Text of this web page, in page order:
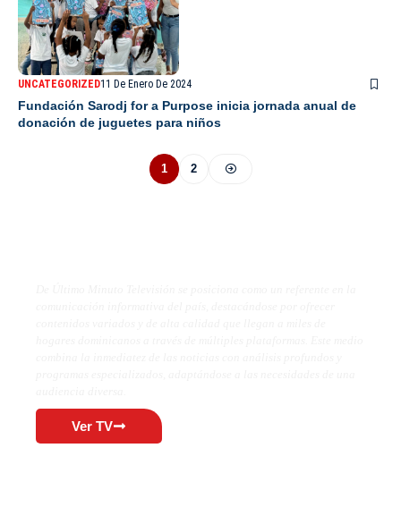
UNCATEGORIZED11 De Enero De 2024
Fundación Sarodj for a Purpose inicia jornada anual de
donación de juguetes para niños
1 2
Ver TV